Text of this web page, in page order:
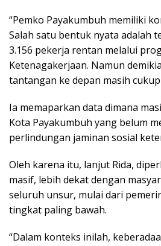
“Pemko Payakumbuh memiliki
Salah satu bentuk nyata adalah
3.156 pekerja rentan melalui
Ketenagakerjaan. Namun
tantangan ke depan masih
Ia memaparkan data dimana
Kota Payakumbuh yang belum
perlindungan jaminan sosial
Oleh karena itu, lanjut Rida,
masif, lebih dekat dengan
seluruh unsur, mulai dari
tingkat paling bawah.
“Dalam konteks inilah,